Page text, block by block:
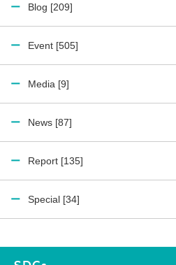
Blog [209]
Event [505]
Media [9]
News [87]
Report [135]
Special [34]